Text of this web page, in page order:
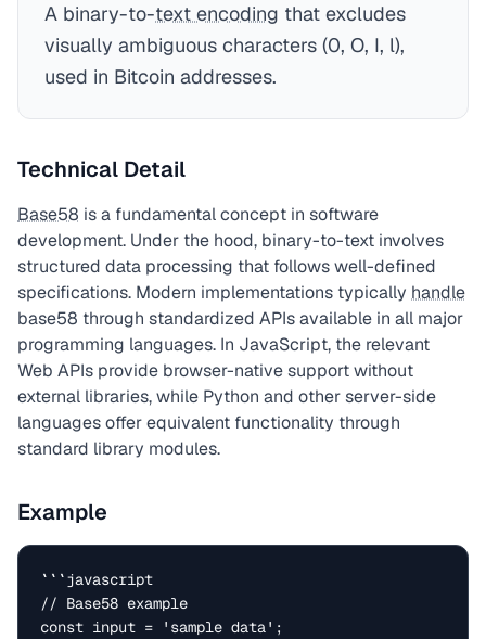
A binary-to-text encoding that excludes
visually ambiguous characters (0, O, I, l),
used in Bitcoin addresses.
Technical Detail
Base58 is a fundamental concept in software
development. Under the hood, binary-to-text involves
structured data processing that follows well-defined
specifications. Modern implementations typically handle
base58 through standardized APIs available in all major
programming languages. In JavaScript, the relevant
Web APIs provide browser-native support without
external libraries, while Python and other server-side
languages offer equivalent functionality through
standard library modules.
Example
```javascript
// Base58 example
const input = 'sample data';